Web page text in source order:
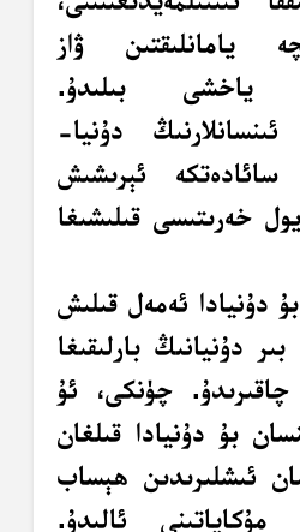
يامانلىقتىن ۋاز
ياخشى بىلىدۇ.
دۇنيا-
سائادەتكە ئېرىشىش
خەرىتىسى قىلىشىغا
دۇنيادا ئەمەل قىلىش
دۇنيانىڭ بارلىقىغا
چاقىرىدۇ. چۈنكى، ئۇ
بۇ دۇنيادا قىلغان
ئىشلىرىدىن ھېساب
مۇكاپاتىنى ئالىدۇ.